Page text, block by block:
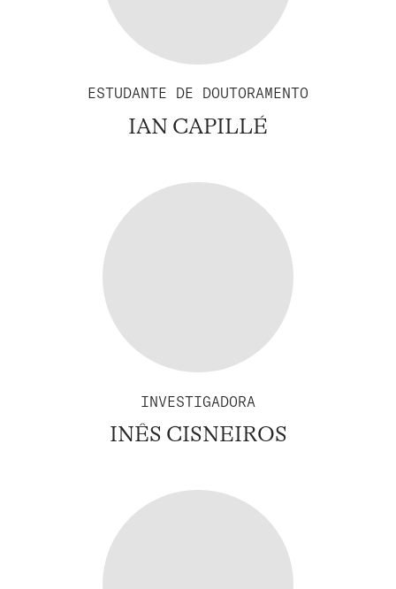
ESTUDANTE DE DOUTORAMENTO
IAN CAPILLÉ
INVESTIGADORA
INÊS CISNEIROS